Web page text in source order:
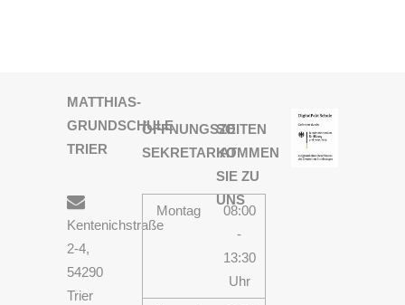
MATTHIAS-
GRUNDSCHULE
TRIER
Kentenichstraße
2-4,
54290
Trier
ÖFFNUNGSZEITEN
SEKRETARIAT
Montag
08:00
-
13:30
Uhr
SO
KOMMEN
SIE ZU
UNS